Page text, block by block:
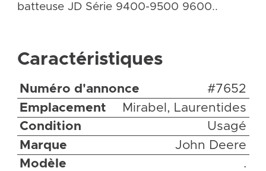
batteuse JD Série 9400-9500 9600..
Caractéristiques
Numéro d'annonce
#7652
Emplacement
Mirabel, Laurentides
Condition
Usagé
Marque
John Deere
Modèle
.